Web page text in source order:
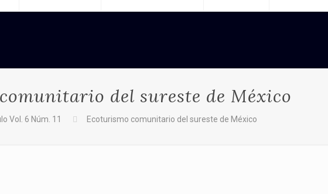
del sureste de México
Vol. 6 Núm. 11 Ecoturismo comunitario del sureste de México